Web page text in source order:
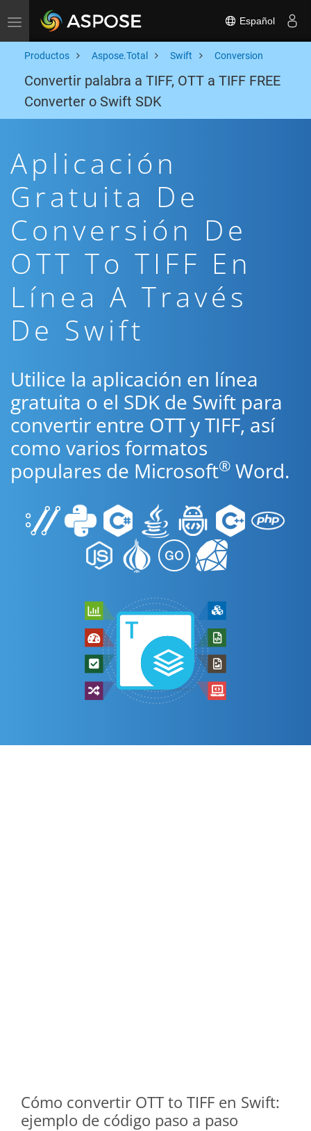
Toggle navigation Español
Productos Aspose.Total Swift Conversion
Convertir palabra a TIFF, OTT a TIFF FREE
Converter o Swift SDK
Aplicación
Gratuita De
Conversión De
OTT To TIFF En
Línea A Través
De Swift
Utilice la aplicación en línea
gratuita o el SDK de Swift para
convertir entre OTT y TIFF, así
como varios formatos
populares de Microsoft® Word.
Cómo convertir OTT to TIFF en Swift:
ejemplo de código paso a paso